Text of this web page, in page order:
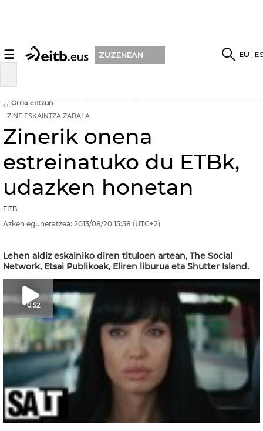
☰ ZUZENEAN EU
Orria entzun
ZINE ESKAINTZA ZABALA
Zinerik onena
estreinatuko du ETBk,
udazken honetan
EITB
Azken eguneratzea: 2013/08/20 15:58 (UTC+2)
Lehen aldiz eskainiko diren tituloen artean, The Social
Network, Etsai Publikoak, Eliren liburua eta Shutter Island.
0:52